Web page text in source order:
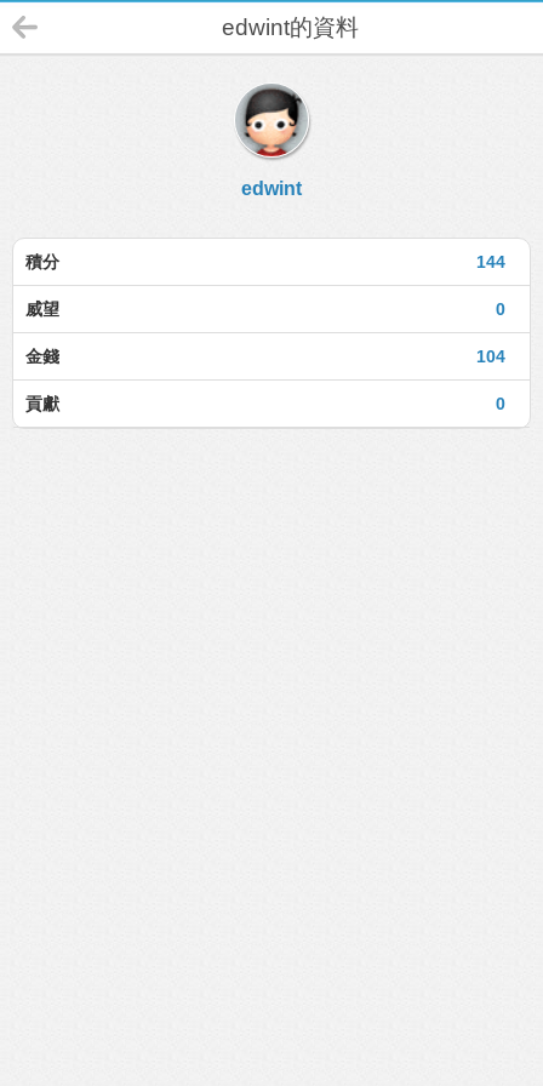
edwint的資料
edwint
144
積分
0
威望
104
金錢
0
貢獻